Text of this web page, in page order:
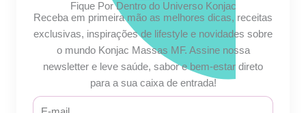
Fique Por Dentro do Universo Konjac
Receba em primeira mão as melhores dicas, receitas
exclusivas, inspirações de lifestyle e novidades sobre
o mundo Konjac Massas MF. Assine nossa
newsletter e leve saúde, sabor e bem-estar direto
para a sua caixa de entrada!
E-